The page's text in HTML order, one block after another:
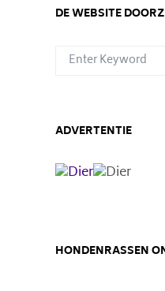
DE WEBSITE
SEARCH FOR:
ADVERTENTIE
HONDENRASSEN